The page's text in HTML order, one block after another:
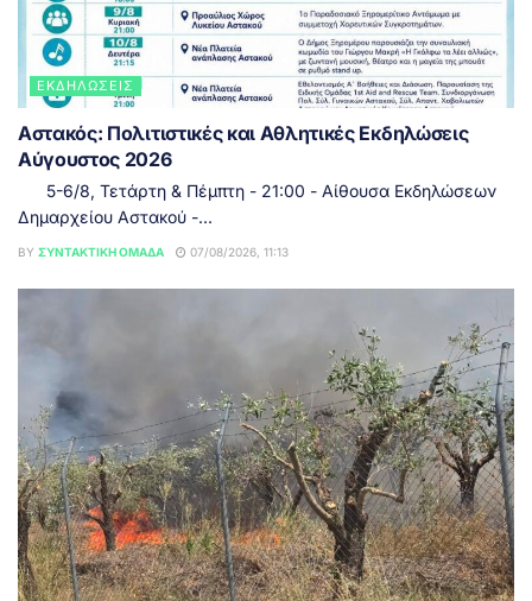
ΕΚΔΗΛΏΣΕΙΣ
Αστακός: Πολιτιστικές και Αθλητικές Εκδηλώσεις
Αύγουστος 2026
5-6/8, Τετάρτη & Πέμπτη - 21:00 - Αίθουσα Εκδηλώσεων
Δημαρχείου Αστακού -...
BY ΣΥΝΤΑΚΤΙΚΉ ΟΜΆΔΑ 07/08/2026, 11:13